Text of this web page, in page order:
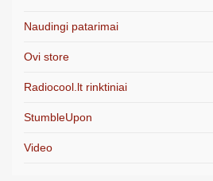
Naudingi patarimai
Ovi store
Radiocool.lt rinktiniai
StumbleUpon
Video